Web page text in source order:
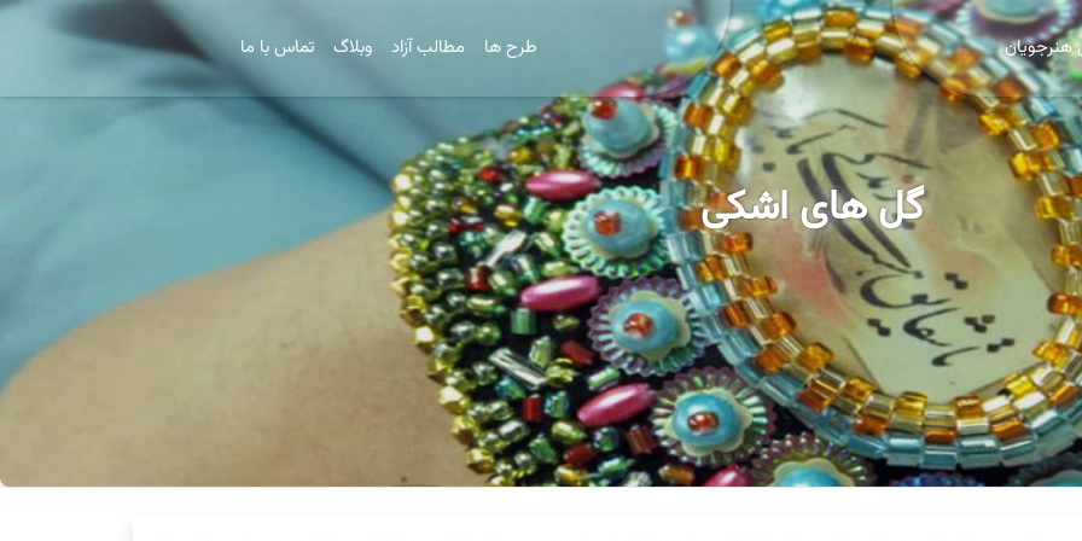
هنرجویان طرح ها مطالب آزاد وبلاگ تماس با ما
گل های اشکی